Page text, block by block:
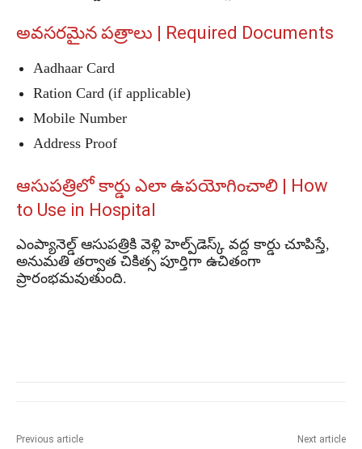
అవసరమైన పత్రాలు | Required Documents
Aadhaar Card
Ration Card (if applicable)
Mobile Number
Address Proof
ఆసుపత్రిలో కార్డు ఎలా ఉపయోగించాలి | How
to Use in Hospital
ఎంప్యానెల్డ్ ఆసుపత్రికి వెళ్లి హెల్ప్‌డెస్క్ వద్ద కార్డు చూపిస్తే,
అనుమతి తర్వాత చికిత్స పూర్తిగా ఉచితంగా
ప్రారంభమవుతుంది.
Previous article Next article